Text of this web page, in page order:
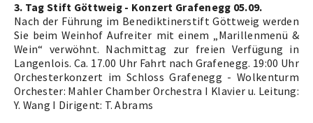
3. Tag Stift Göttweig - Konzert Grafenegg 05.09.
Nach der Führung im Benediktinerstift Göttweig werden
Sie beim Weinhof Aufreiter mit einem „Marillenmenü &
Wein“ verwöhnt. Nachmittag zur freien Verfügung in
Langenlois. Ca. 17.00 Uhr Fahrt nach Grafenegg. 19:00 Uhr
Orchesterkonzert im Schloss Grafenegg - Wolkenturm
Orchester: Mahler Chamber Orchestra I Klavier u. Leitung:
Y. Wang I Dirigent: T. Abrams